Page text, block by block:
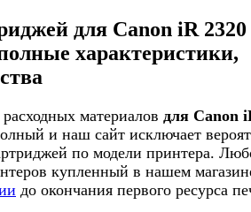
для Canon iR 2320
характеристики,
материалов для Canon
и наш сайт исключает
по модели принтера.
купленный в нашем
до окончания первого ресурса